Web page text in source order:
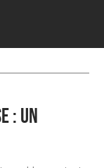
: un